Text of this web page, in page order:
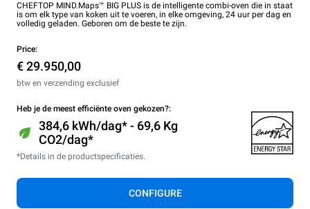
CHEFTOP MIND.Maps™ BIG PLUS is de intelligente combi-oven die in staat
is om elk type van koken uit te voeren, in elke omgeving, 24 uur per dag en
volledig geladen. Geboren om de beste te zijn.
Price:
€ 29.950,00
btw en verzending exclusief
Heb je de meest efficiënte oven gekozen?:
384,6 kWh/dag* - 69,6 Kg
CO2/dag*
*Details in de productspecificaties.
CONFIGURE